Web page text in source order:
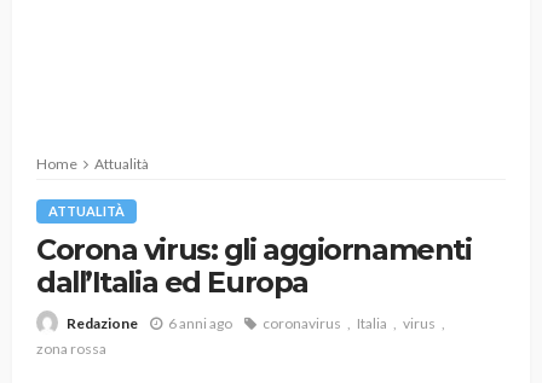
Home Attualità
ATTUALITÀ
Corona virus: gli aggiornamenti
dall’Italia ed Europa
Redazione 6 anni ago coronavirus Italia
virus
zona rossa